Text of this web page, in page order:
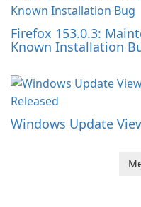
Firefox 153.0.3:
Known Installation
Windows Update